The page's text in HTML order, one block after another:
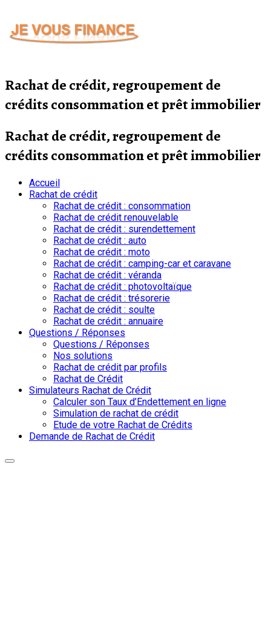
contenu
Rachat de crédit, regroupement de
crédits consommation et prêt immobilier
Rachat de crédit, regroupement de
crédits consommation et prêt immobilier
Accueil
Rachat de crédit
Rachat de crédit : consommation
Rachat de crédit renouvelable
Rachat de crédit : surendettement
Rachat de crédit : auto
Rachat de crédit : moto
Rachat de crédit : camping-car et caravane
Rachat de crédit : véranda
Rachat de crédit : photovoltaïque
Rachat de crédit : trésorerie
Rachat de crédit : soulte
Rachat de crédit : annuaire
Questions / Réponses
Questions / Réponses
Nos solutions
Rachat de crédit par profils
Rachat de Crédit
Simulateurs Rachat de Crédit
Calculer son Taux d’Endettement en ligne
Simulation de rachat de crédit
Etude de votre Rachat de Crédits
Demande de Rachat de Crédit